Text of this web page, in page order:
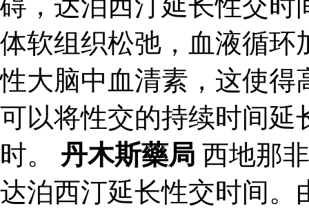
体软组织松弛，血液循环
性大脑中血清素，这使得
可以将性交的持续时间延
时。 丹木斯藥局 西地那
达泊西汀延长性交时间。